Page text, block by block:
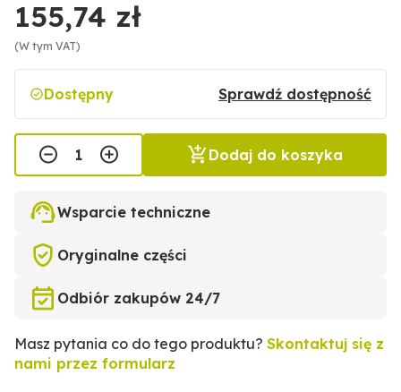
155,74 zł
(W tym VAT)
Dostępny Sprawdź dostępność
Dodaj do koszyka
Wsparcie techniczne
Oryginalne części
Odbiór zakupów 24/7
Masz pytania co do tego produktu? Skontaktuj się z
nami przez formularz